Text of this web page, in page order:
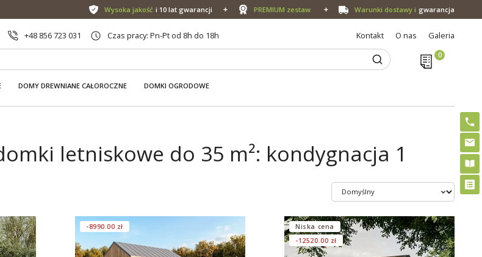
Wysoka jakość i 10 lat gwarancji PREMIUM zestaw Warunki dostawy i gwarancja
+48 856 723 031 Czas pracy: Pn-Pt od 8h do 18h Kontakt O nas Galeria
DOMY DREWNIANE CAŁOROCZNE DOMKI OGRODOWE
letniskowe do 35 m²: kondygnacja 1
-8990.00 zł
Niska cena
-12520.00 zł